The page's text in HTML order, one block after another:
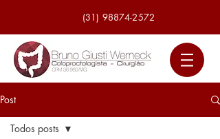
(31) 98874-2572
Post
Todos posts